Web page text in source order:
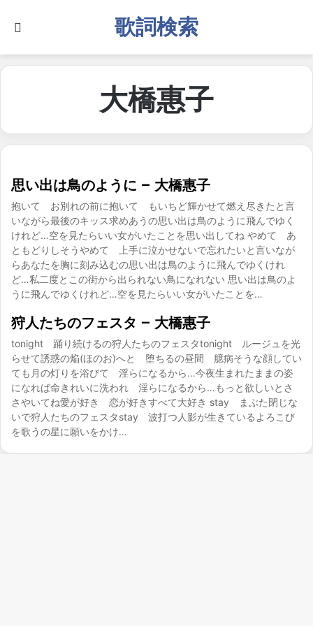
歌詞検索
大橋惠子
思い出は鳥のように – 大橋惠子
抱いて お別れの前に抱いて もいちど輝かせて燃え尽きたと言
いながら最後のキッス求めあうの思い出は鳥のように飛んでゆく
けれど…空を見たらいい女がいたことを思い出してね やめて あ
ともどりしそうやめて 上手に泣かせないで忘れたいと言いなが
らあなたを胸に刻み込むの思い出は鳥のように飛んでゆくけれ
ど…私二度とこの街から出られない鳥になれない 思い出は鳥のよ
うに飛んでゆくけれど…空を見たらいい女がいたことを…
狩人たちのフェスタ – 大橋惠子
tonight 踊り続けるの狩人たちのフェスタtonight ルージュを光
らせて誘惑の焔(ほのお)へと 堕ちるの昼間 臆病そうな顔してい
ても月の灯りを浴びて 淫らになるから…今夜生まれたままの姿
になれば命きれいに洗われ 淫らになるから…もっと欲しいとさ
さやいてね愛が好き 恋が好きすべて大好き stay まぶた閉じな
いで狩人たちのフェスタstay 波打つ人影が生きているよろこび
を歌うの星に願いをかけ…